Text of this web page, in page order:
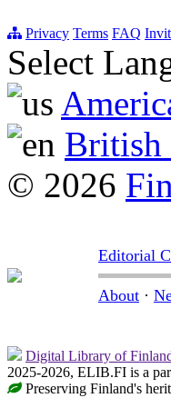
Privacy Terms FAQ
Select
British
© 2026
Editorial
About ·
Digital Library of
2025-2026, ELIB.FI is a
Preserving Finland's